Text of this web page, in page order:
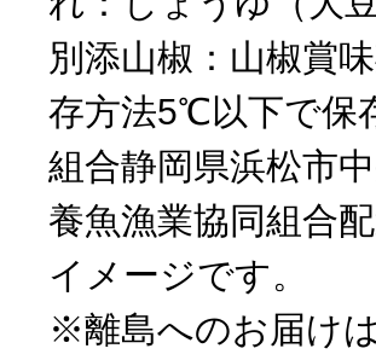
別添山椒：山椒賞
存方法5℃以下で保
組合静岡県浜松市
養魚漁業協同組合
イメージです。
※離島へのお届け